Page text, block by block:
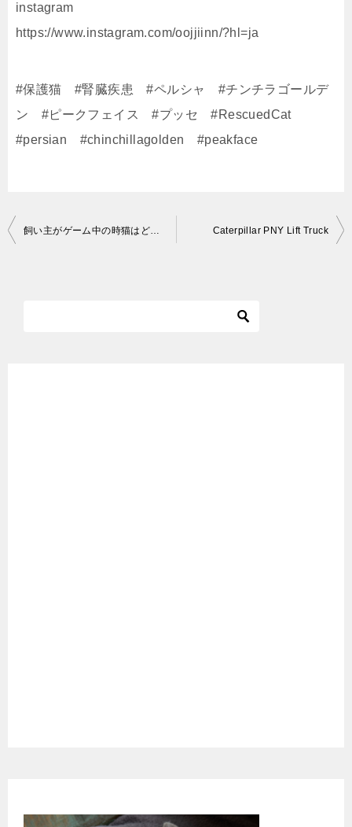
instagram
https://www.instagram.com/oojjiinn/?hl=ja
#保護猫 #腎臓疾患 #ペルシャ #チンチラゴールデ
ン #ピークフェイス #プッセ #RescuedCat
#persian #chinchillagolden #peakface
投
飼い主がゲーム中の時猫はどうしてる？☆リキちゃんとパパの場合【リキちゃんねる】キジシロねこのいる暮らし Caterpillar PNY Lift Truck